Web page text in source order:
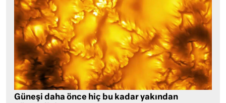
Güneşi daha önce hiç bu kadar yakından